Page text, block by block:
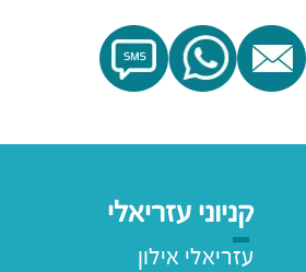
קניוני עזריאלי
עזריאלי אילון